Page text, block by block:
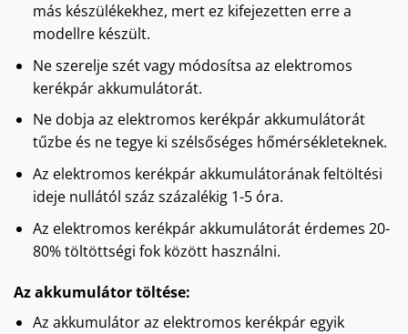
más készülékekhez, mert ez kifejezetten erre a
modellre készült.
Ne szerelje szét vagy módosítsa az elektromos
kerékpár akkumulátorát.
Ne dobja az elektromos kerékpár akkumulátorát
tűzbe és ne tegye ki szélsőséges hőmérsékleteknek.
Az elektromos kerékpár akkumulátorának feltöltési
ideje nullától száz százalékig 1-5 óra.
Az elektromos kerékpár akkumulátorát érdemes 20-
80% töltöttségi fok között használni.
Az akkumulátor töltése:
Az akkumulátor az elektromos kerékpár egyik